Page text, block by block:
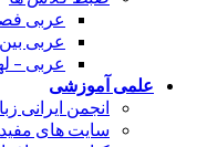
عربی
عربی
عربی –
علمی آموزشی
انجمن ایرانی
سایت های مفید